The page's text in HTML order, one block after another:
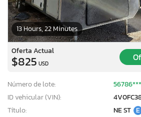
13 Hours, 22 Minutes
Oferta Actual
$825 USD
Número de lote:
56786***
ID vehicular (VIN):
Título:
NE ST E